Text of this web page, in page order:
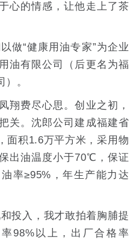
心的情感，让他走上了茶
“健康用油专家”为企业
油有限公司（后更名为福
。
费尽心思。创业之初，
关。沈郎公司建成福建省
面积1.6万平方米，采用物
出油温度小于70℃，保证
率≥95%，年生产能力达
入，我才敢拍着胸脯提
98%以上，出厂合格率